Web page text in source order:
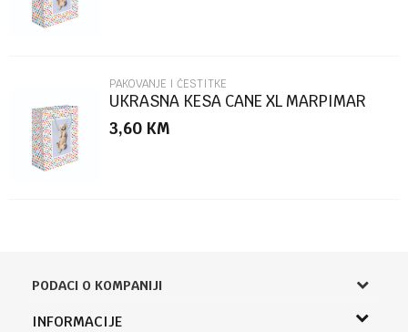
PAKOVANJE I ČESTITKE
UKRASNA KESA CANE XL MARPIMAR
3,60 KM
PODACI O KOMPANIJI
Knjižara Kultura
INFORMACIJE